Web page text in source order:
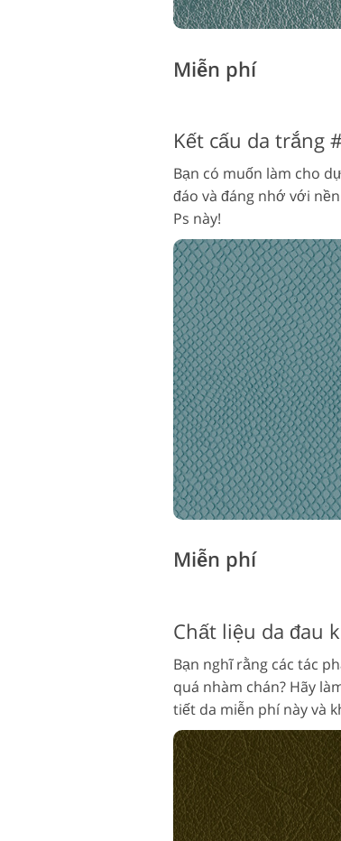
Miễn phí
Kết cấu da trắng
Bạn có muốn làm cho
đáo và đáng nhớ với
Ps này!
Miễn phí
Chất liệu da đau
Bạn nghĩ rằng các tác
quá nhàm chán? Hãy
tiết da miễn phí này và